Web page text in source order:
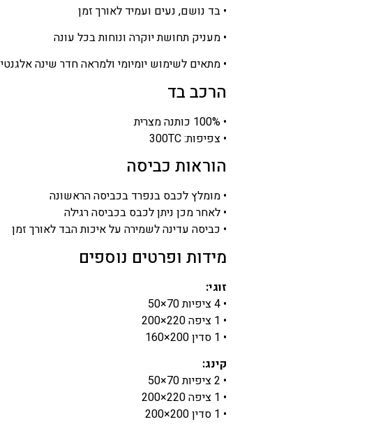
• בד נושם, נעים ועמיד לאורך זמן
• מעניק תחושת יוקרה ונוחות בכל עונה
• מתאים לשימוש יומיומי ולמראה חדר שינה אלגנטי
הרכב בד
• 100% כותנה מצרית
• צפיפות: 300TC
הוראות כביסה
• מומלץ לכבס בנפרד בכביסה הראשונה
• לאחר מכן ניתן לכבס בכביסה רגילה
• כביסה עדינה לשמירה על איכות הבד לאורך זמן
מידות ופרטים נוספים
זוגי:
• 4 ציפיות 70×50
• 1 ציפה 220×200
• 1 סדין 200×160
קינג:
• 2 ציפיות 70×50
• 1 ציפה 220×200
• 1 סדין 200×200